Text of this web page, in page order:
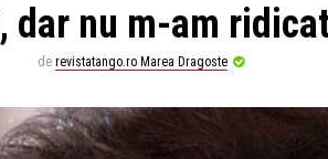
dar nu m-am
de revistatango.ro Marea Dragoste